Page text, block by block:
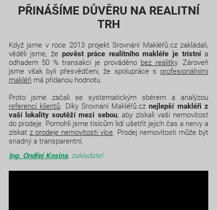
PŘINÁŠÍME DŮVĚRU NA REALITNÍ
TRH
Když jsme v roce 2013 projekt Srovnání Makléřů.cz zakládali,
věděli jsme, že pověst práce realitního makléře je tristnía
odhadem 50 % transakcí je prováděno bez realitky. Zároveň
jsme však byli přesvědčeni, že spolupráce s profesionálními
makléřimá přidanou hodnotu.
Proto jsme začali se systematickým sběrem a analýzou
referencí klientů . Díky Srovnání Makléřů.cznejlepší makléři z
vaší lokality soutěží mezi sebou, aby získali vaši nemovitost
do prodeje. Pomohli jsme tisícům lidí ušetřit jejich čas a nervy a
získat z prodeje nemovitosti více . Prodej nemovitosti může být
snadný a transparentní.
Ing. Ondřej Kosina, zakladatel